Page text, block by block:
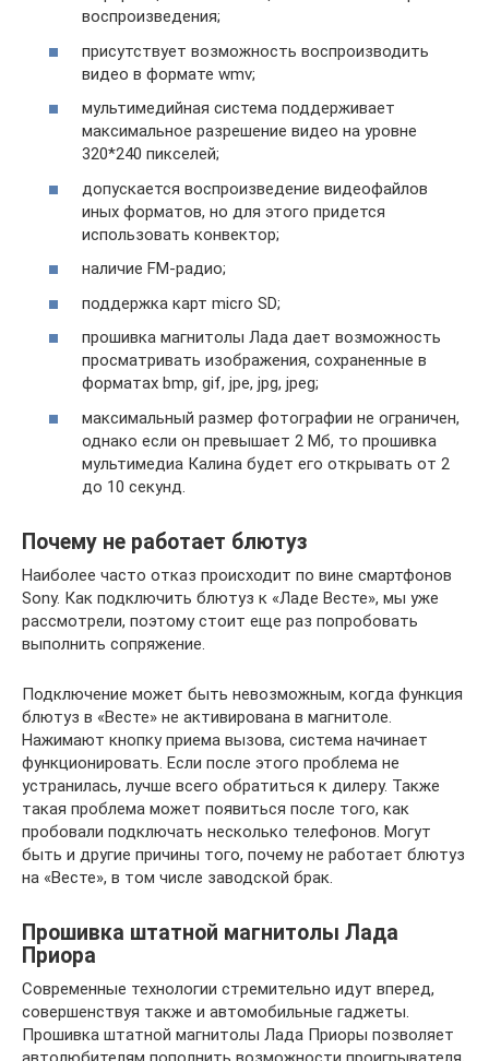
воспроизведения;
присутствует возможность воспроизводить
видео в формате wmv;
мультимедийная система поддерживает
максимальное разрешение видео на уровне
320*240 пикселей;
допускается воспроизведение видеофайлов
иных форматов, но для этого придется
использовать конвектор;
наличие FM-радио;
поддержка карт micro SD;
прошивка магнитолы Лада дает возможность
просматривать изображения, сохраненные в
форматах bmp, gif, jpe, jpg, jpeg;
максимальный размер фотографии не ограничен,
однако если он превышает 2 Мб, то прошивка
мультимедиа Калина будет его открывать от 2
до 10 секунд.
Почему не работает блютуз
Наиболее часто отказ происходит по вине смартфонов
Sony. Как подключить блютуз к «Ладе Весте», мы уже
рассмотрели, поэтому стоит еще раз попробовать
выполнить сопряжение.
Подключение может быть невозможным, когда функция
блютуз в «Весте» не активирована в магнитоле.
Нажимают кнопку приема вызова, система начинает
функционировать. Если после этого проблема не
устранилась, лучше всего обратиться к дилеру. Также
такая проблема может появиться после того, как
пробовали подключать несколько телефонов. Могут
быть и другие причины того, почему не работает блютуз
на «Весте», в том числе заводской брак.
Прошивка штатной магнитолы Лада
Приора
Современные технологии стремительно идут вперед,
совершенствуя также и автомобильные гаджеты.
Прошивка штатной магнитолы Лада Приоры позволяет